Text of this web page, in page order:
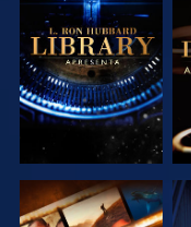
EXPLORAR A
SÉRIE